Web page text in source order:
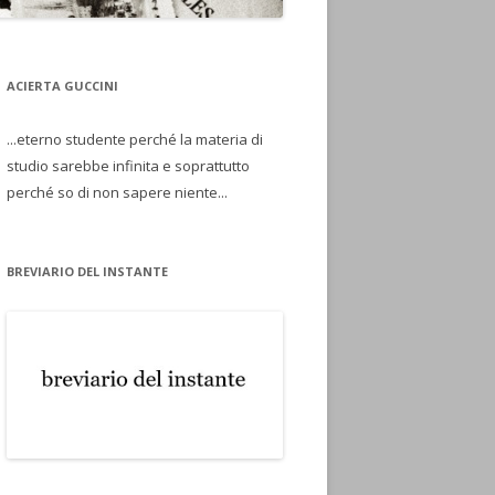
ACIERTA GUCCINI
...eterno studente perché la materia di
studio sarebbe infinita e soprattutto
perché so di non sapere niente...
BREVIARIO DEL INSTANTE